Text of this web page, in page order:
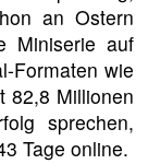
an Ostern
Miniserie auf
Formaten wie
82,8 Millionen
sprechen,
Tage online.